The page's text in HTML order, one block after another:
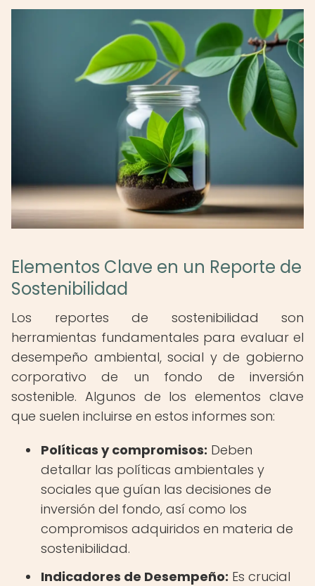
Elementos Clave en un Reporte de
Sostenibilidad
Los reportes de sostenibilidad son
herramientas fundamentales para evaluar el
desempeño ambiental, social y de gobierno
corporativo de un fondo de inversión
sostenible. Algunos de los elementos clave
que suelen incluirse en estos informes son:
Políticas y compromisos: Deben
detallar las políticas ambientales y
sociales que guían las decisiones de
inversión del fondo, así como los
compromisos adquiridos en materia de
sostenibilidad.
Indicadores de Desempeño: Es crucial